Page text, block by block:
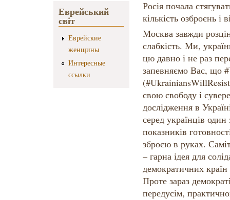
Еврейський
світ
Еврейские
женщины
Интересные
ссылки
Росія почала
кількість озброєнь і
Москва завжди
слабкість. Ми,
цю давно і не раз
запевняємо Вас, що
свою свободу і
дослідження в
серед українців
показників
зброєю в руках.
– гарна ідея для
демократичних країн
Проте зараз
передусім,